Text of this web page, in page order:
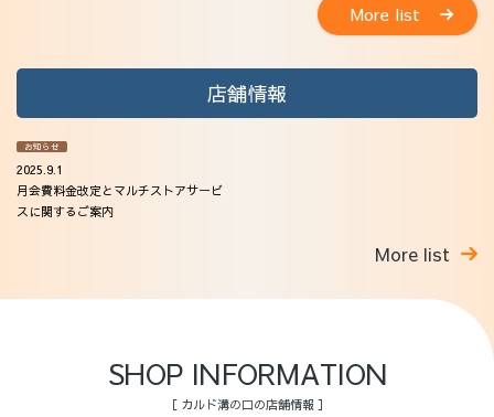
More list
店舗情報
お知らせ
2025.9.1
月会費料金改定とマルチストアサービ
スに関するご案内
More list
SHOP INFORMATION
［ カルド溝の口の店舗情報 ］